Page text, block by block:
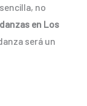
no
en Los
será un